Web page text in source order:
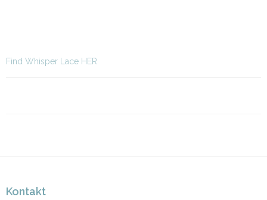
Find Whisper Lace HER
Kontakt